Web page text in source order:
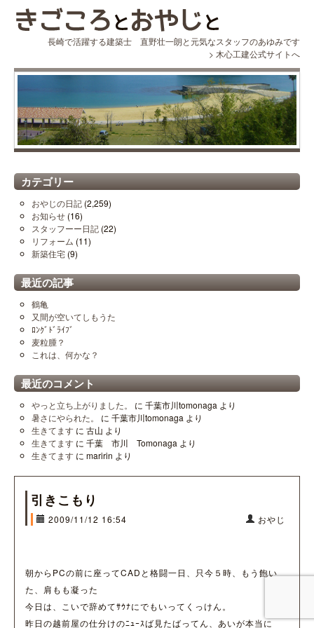
長崎で活躍する建築士 直野壮一朗と元気なスタッフのあゆみです
> 木心工建公式サイトへ
カテゴリー
おやじの日記 (2,259)
お知らせ (16)
スタッフーー日記 (22)
リフォーム (11)
新築住宅 (9)
最近の記事
鶴亀
又間が空いてしもうた
ﾛﾝｸﾞﾄﾞﾗｲﾌﾞ
麦粒腫？
これは、何かな？
最近のコメント
やっと立ち上がりました。 に 千葉市川tomonaga より
暑さにやられた。
に 千葉市川tomonaga より
生きてます に 古山 より
生きてます に 千葉 市川 Tomonaga より
生きてます に maririn より
引きこもり
2009/11/12 16:54 おやじ
朝からPCの前に座ってCADと格闘一日、只今５時、もう飽い
た、肩もも凝った
今日は、こいで辞めてｻｳﾅにでもいってくっけん。
昨日の越前屋の仕分けのﾆｭｰｽば見たばってん、あいが本当に